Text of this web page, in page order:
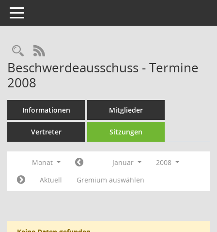
Toggle navigation
Rechercheauswahl
RSS-Feed
Beschwerdeausschuss - Termine
2008
Informationen Mitglieder
Vertreter Sitzungen
Monat Januar
2008
Aktuell
Gremium auswählen